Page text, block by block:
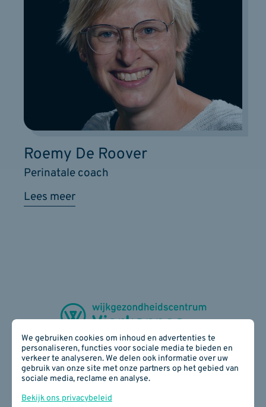
Lees meer
Perinatale coach
Roemy De Roover
Zijdelingsestraat 28 - 3300 Tienen
016 78 17 40
E-mail:info(at)wgcvierkappes.be
We gebruiken cookies om inhoud en advertenties te
personaliseren, functies voor sociale media te bieden en
verkeer te analyseren. We delen ook informatie over uw
gebruik van onze site met onze partners op het gebied van
sociale media, reclame en analyse.
Bekijk ons privacybeleid